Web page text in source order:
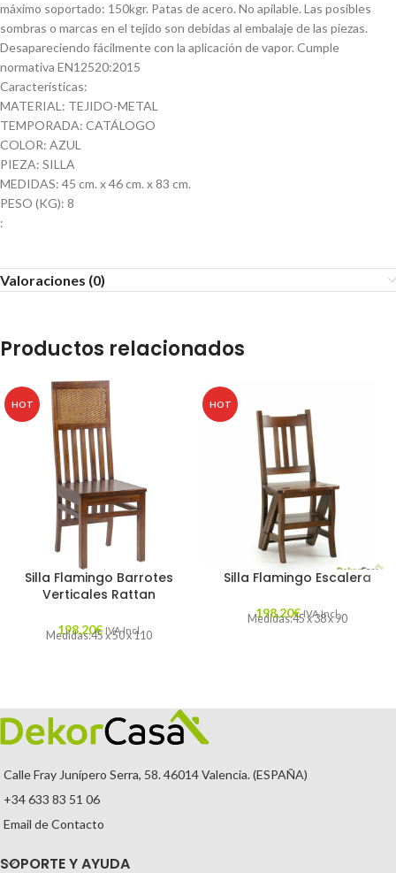
máximo soportado: 150kgr. Patas de acero. No apilable. Las posibles
sombras o marcas en el tejido son debidas al embalaje de las piezas.
Desapareciendo fácilmente con la aplicación de vapor. Cumple
normativa EN12520:2015
Características:
MATERIAL: TEJIDO-METAL
TEMPORADA: CATÁLOGO
COLOR: AZUL
PIEZA: SILLA
MEDIDAS: 45 cm. x 46 cm. x 83 cm.
PESO (KG): 8
:
Valoraciones (0)
Productos relacionados
HOT
Silla Flamingo Barrotes
Verticales Rattan
198,20€ IVA Incl.
Medidas:45 x 50 x 110
HOT
Silla Flamingo Escalera
198,20€ IVA Incl.
Medidas:45 x 38 x 90
Calle Fray Junípero Serra, 58. 46014 Valencia. (ESPAÑA)
+34 633 83 51 06
Email de Contacto
SOPORTE Y AYUDA